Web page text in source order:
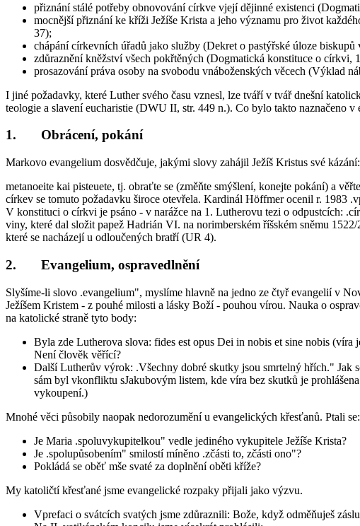
přiznání stálé potřeby obnovování církve vjejí dějinné existenci
mocnější přiznání ke kříži Ježíše Krista a jeho významu pro život
37);
chápání církevních úřadů jako služby (Dekret o pastýřské úloze
zdůraznění kněžství všech pokřtěných (Dogmatická konstituce o církvi,
prosazování práva osoby na svobodu vnáboženských věcech (Výklad
I jiné požadavky, které Luther svého času vznesl, lze tváří v tvář dnešní
teologie a slavení eucharistie (DWU II, str. 449 n.). Co bylo takto naznačeno
1. Obrácení, pokání
Markovo evangelium dosvědčuje, jakými slovy zahájil Ježíš Kristus své kázání:
metanoeite kai pisteuete, tj. obraťte se (změňte smýšlení, konejte pokání) a
církev se tomuto požadavku široce otevřela. Kardinál Höffmer ocenil r.
V konstituci o církvi je psáno - v narážce na 1. Lutherovu tezi o odpustcích:
viny, které dal složit papež Hadrián VI. na norimberském říšském sněmu
které se nacházejí u odloučených bratří (UR 4).
2. Evangelium, ospravedlnění
Slyšíme-li slovo .evangelium", myslíme hlavně na jedno ze čtyř evangelií v
Ježíšem Kristem - z pouhé milosti a lásky Boží - pouhou vírou. Nauka o
na katolické straně tyto body:
Byla zde Lutherova slova: fides est opus Dei in nobis et sine nobis
Není člověk věřící?
Další Lutherův výrok: .Všechny dobré skutky jsou smrtelný hřích." Jak
sám byl vkonfliktu sJakubovým listem, kde víra bez skutků je
vykoupení.)
Mnohé věci působily naopak nedorozumění u evangelických křesťanů. Ptali se:
Je Maria .spoluvykupitelkou" vedle jediného vykupitele Ježíše Krista?
Je .spolupůsobením" smilostí míněno .zčásti to, zčásti ono"?
Pokládá se oběť mše svaté za doplnění oběti kříže?
My katoličtí křesťané jsme evangelické rozpaky přijali jako výzvu.
Vprefaci o svátcích svatých jsme zdůraznili: Bože, když odměňuješ